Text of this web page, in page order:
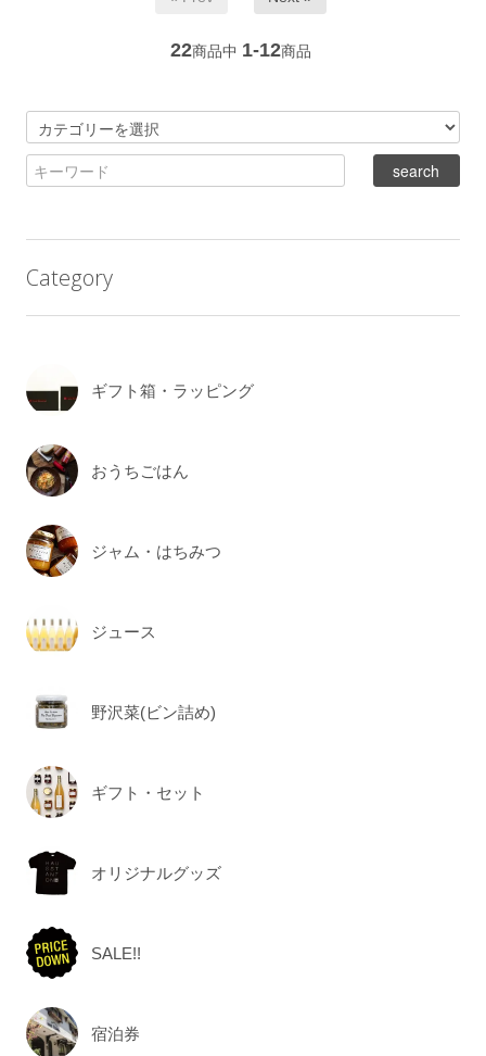
22商品中 1-12商品
Category
ギフト箱・ラッピング
おうちごはん
ジャム・はちみつ
ジュース
野沢菜(ビン詰め)
ギフト・セット
オリジナルグッズ
SALE!!
宿泊券